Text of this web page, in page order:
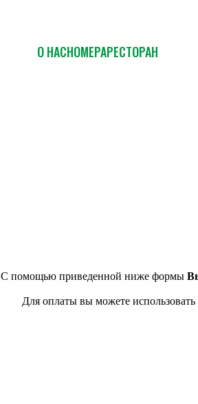
О НАСНОМЕРАРЕСТОРАН
С помощью приведенной ниже формы
Для оплаты вы можете